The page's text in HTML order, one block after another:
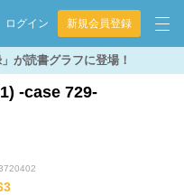
ログイン 新規会員登録
が読書グラフに登場！
-case 729-